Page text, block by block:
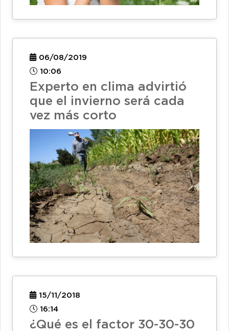
06/08/2019
10:06
Experto en clima advirtió
que el invierno será cada
vez más corto
15/11/2018
16:14
¿Qué es el factor 30-30-30